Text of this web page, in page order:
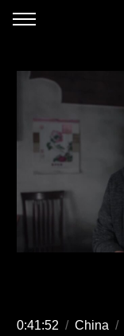
0:41:52 / China /